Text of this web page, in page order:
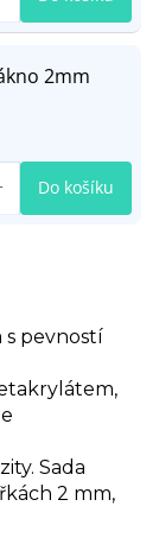
s pevností
Sada
2 mm,
2mm
Do košíku